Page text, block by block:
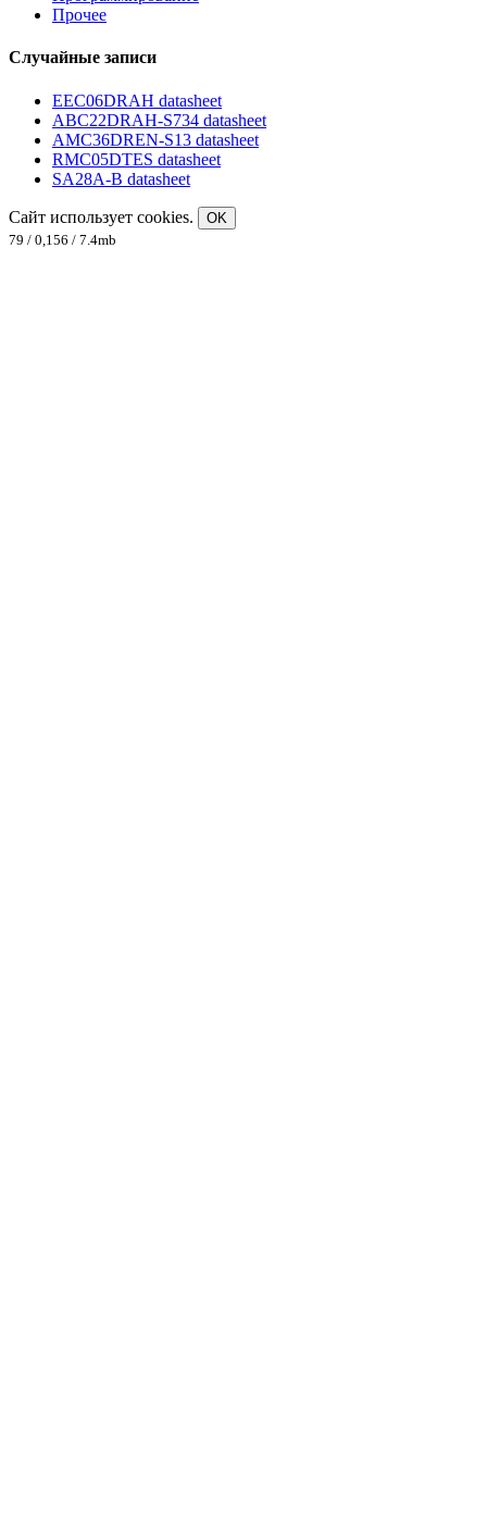
Прочее
Случайные записи
EEC06DRAH datasheet
ABC22DRAH-S734 datasheet
AMC36DREN-S13 datasheet
RMC05DTES datasheet
SA28A-B datasheet
Сайт использует cookies.
OK
79 / 0,156 / 7.4mb